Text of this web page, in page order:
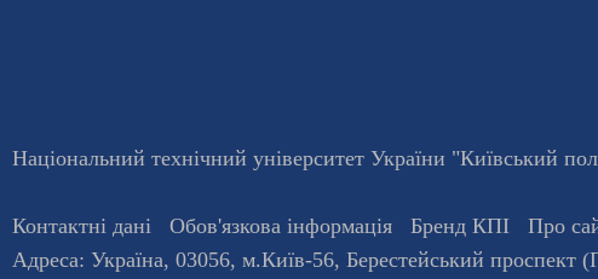
Національний технічний університет України "Київський
Контактні дані Обов'язкова інформація Бренд КПІ Про
Адреса: Україна, 03056, м.Київ-56, Берестейський проспект